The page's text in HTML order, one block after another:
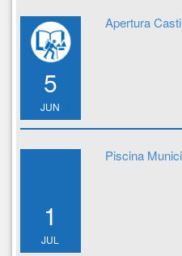
5
JUN
Apertura
1
JUL
Piscina